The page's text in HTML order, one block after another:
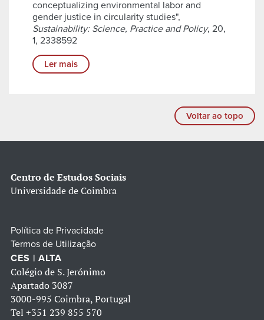
conceptualizing environmental labor and
gender justice in circularity studies",
Sustainability: Science, Practice and Policy, 20,
1, 2338592
Ler mais
Voltar ao topo
Centro de Estudos Sociais
Universidade de Coimbra
Política de Privacidade
Termos de Utilização
CES | ALTA
Colégio de S. Jerónimo
Apartado 3087
3000-995 Coimbra, Portugal
Tel +351 239 855 570